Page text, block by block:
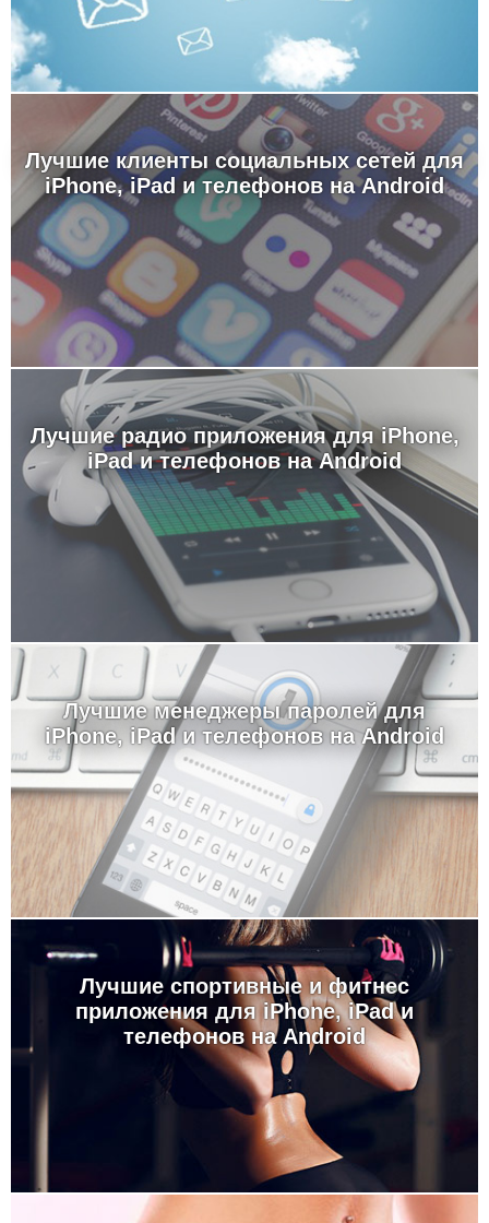
Лучшие клиенты социальных сетей для
iPhone, iPad и телефонов на Android
Лучшие радио приложения для iPhone,
iPad и телефонов на Android
Лучшие менеджеры паролей для
iPhone, iPad и телефонов на Android
Лучшие спортивные и фитнес
приложения для iPhone, iPad и
телефонов на Android